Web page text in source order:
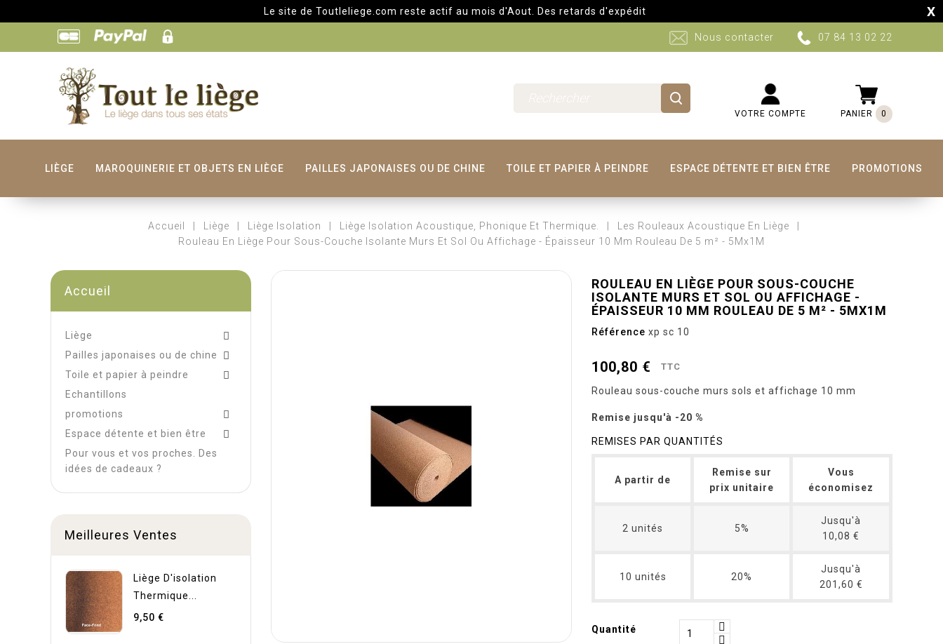
Le site de Toutleliege.com reste actif au mois d'Aout. Des retards d'expéditions auront lieu sur certains produits du 10 au 30 Aout. Retour àX
07 84 13 02 22
Nous contacter
PANIER 0
VOTRE COMPTE
LIÈGE MAROQUINERIE ET OBJETS EN LIÈGE PAILLES JAPONAISES OU DE CHINE TOILE ET PAPIER À PEINDRE ESPACE DÉTENTE ET BIEN ÊTRE PROMOTIONS
Accueil Liège Liège Isolation Liège Isolation Acoustique, Phonique Et Thermique.
Les Rouleaux Acoustique En Liège
Rouleau En Liège Pour Sous-Couche Isolante Murs Et Sol Ou Affichage - Épaisseur 10 Mm Rouleau De 5 m² - 5Mx1M
Accueil
Liège

Pailles japonaises ou de chine

Toile et papier à peindre

Echantillons
promotions

Espace détente et bien être

Pour vous et vos proches. Des
idées de cadeaux ?
Meilleures Ventes
Liège D'isolation
Thermique...
9,50 €
ROULEAU EN LIÈGE POUR SOUS-COUCHE
ISOLANTE MURS ET SOL OU AFFICHAGE -
ÉPAISSEUR 10 MM ROULEAU DE 5 M² - 5MX1M
Référence xp sc 10
100,80 € TTC
Rouleau sous-couche murs sols et affichage 10 mm
Remise jusqu'à -20 %
REMISES PAR QUANTITÉS
A partir de
Remise sur
prix unitaire
Vous
économisez
2 unités 5%
Jusqu'à
10,08 €
10 unités 20%
Jusqu'à
201,60 €
Quantité